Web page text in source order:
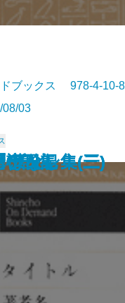
(一)
(二)
(三)
譜
ドブックス 978-4-10-
03
ジャン
小説集
ばなし集(一)
ばなし集(二)
ばなし集(三)
ケ日記